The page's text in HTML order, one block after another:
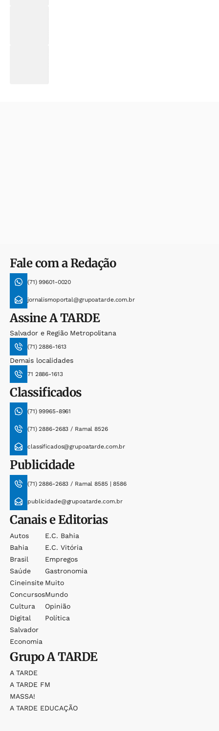
Fale com a Redação
(71) 99601-0020
jornalismoportal@grupoatarde.com.br
AssineA TARDE
Salvador e Região Metropolitana
(71) 2886-1613
Demais localidades
71 2886-1613
Classificados
(71) 99965-8961
(71) 2886-2683 / Ramal 8526
classificados@grupoatarde.com.br
Publicidade
(71) 2886-2683 / Ramal 8585 | 8586
publicidade@grupoatarde.com.br
Canais e Editorias
Autos
Bahia
Brasil
Saúde
Cineinsite
Concursos
Cultura
Digital
Salvador
Economia
E.c. Bahia
E.c. Vitória
Empregos
Gastronomia
Muito
Mundo
Opinião
Política
GrupoA TARDE
A TARDE
A TARDE FM
MASSA!
A TARDE EDUCAÇÃO